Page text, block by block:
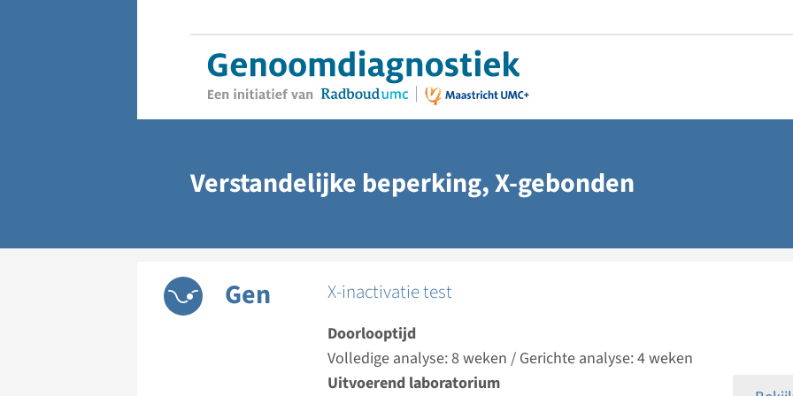
Verstandelijke beperking, X-gebonden
Gen X-inactivatie test
Doorlooptijd
Volledige analyse: 8 weken / Gerichte analyse: 4 weken
Uitvoerend laboratorium